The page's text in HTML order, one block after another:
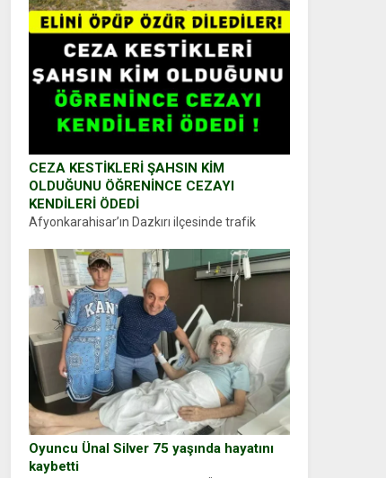
CEZA KESTİKLERİ ŞAHSIN KİM
OLDUĞUNU ÖĞRENİNCE CEZAYI
KENDİLERİ ÖDEDİ
Afyonkarahisar’ın Dazkırı ilçesinde trafik
durdurdukları bir otomobilin sürücüsünden
ehliyet ve ruhsat sorup belgelerini istedi.
Sürücü Abdurrahman Ö.nün verdiği evraklarda
eksik olduğunu...
Oyuncu Ünal Silver 75 yaşında hayatını
kaybetti